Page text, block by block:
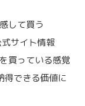
して買う
サイト情報
買っている感覚
得できる価値に